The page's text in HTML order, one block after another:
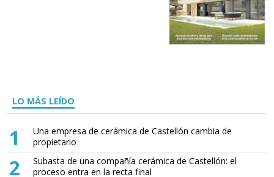
LO MÁS LEÍDO
1
Una empresa de cerámica de Castellón cambia de
propietario
2
Subasta de una compañía cerámica de Castellón: el
proceso entra en la recta final